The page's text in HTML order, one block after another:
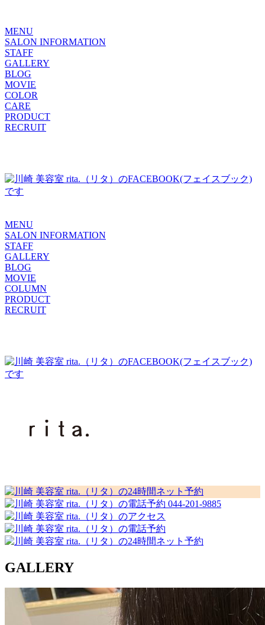
MENU
SALON INFORMATION
STAFF
GALLERY
BLOG
MOVIE
COLOR
CARE
PRODUCT
RECRUIT
MENU
SALON INFORMATION
STAFF
GALLERY
BLOG
MOVIE
COLUMN
PRODUCT
RECRUIT
044-201-9885
GALLERY